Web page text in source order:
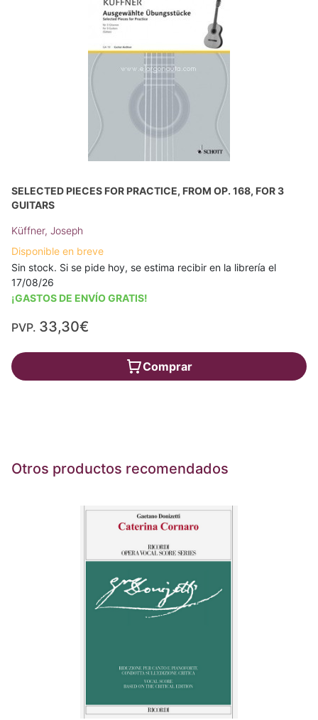
SELECTED PIECES FOR PRACTICE, FROM OP. 168, FOR 3
GUITARS
Küffner, Joseph
Disponible en breve
Sin stock. Si se pide hoy, se estima recibir en la librería el
17/08/26
¡GASTOS DE ENVÍO GRATIS!
PVP. 33,30€
Comprar
Otros productos recomendados